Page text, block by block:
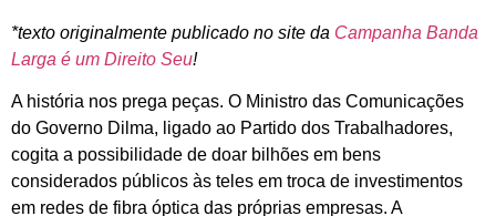
*texto originalmente publicado no site da Campanha Banda
Larga é um Direito Seu!
A história nos prega peças. O Ministro das Comunicações
do Governo Dilma, ligado ao Partido dos Trabalhadores,
cogita a possibilidade de doar bilhões em bens
considerados públicos às teles em troca de investimentos
em redes de fibra óptica das próprias empresas. A